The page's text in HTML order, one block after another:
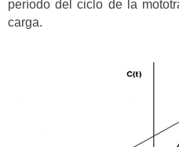
período del ciclo de la
carga.